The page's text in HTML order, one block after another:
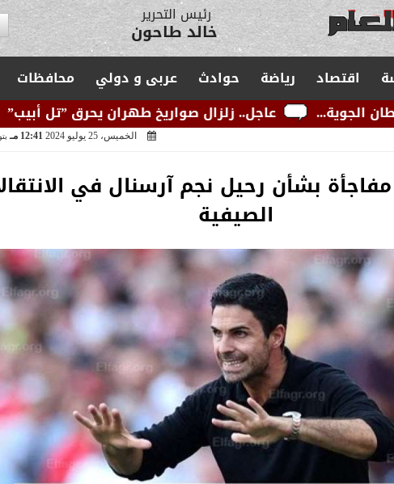
مدير التحرير
يوسف قبودان
اقتصاد رياضة حوادث عربى و دولي محافظات
وزارة عاجل.. زلزال صواريخ طهران يحرق ”تل أبيب”
الخميس، 25 يوليو 2024 12:41 مـ
مفاجأة بشأن رحيل نجم آرسنال في
الصيفية
انتهاكات الدوحة.. تقرير
تميم ضد ابن عمه طلال آل